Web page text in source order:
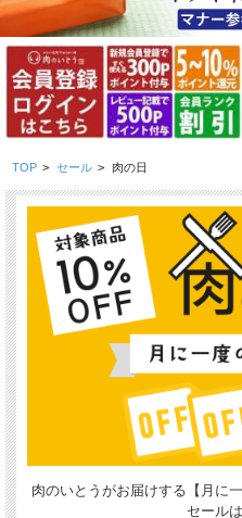
TOP > セール > 肉の日
肉のいとうがお届けする【月に
セール